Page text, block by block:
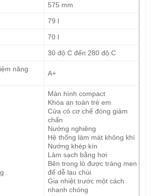
575 mm
79 l
70 l
30 độ C đến 280 độ C
năng
A+
Màn hình compact
Khóa an toàn trẻ em
Cửa có cơ chế đóng giảm
chấn
Nướng nghiêng
Hệ thống làm mát không khí
Nướng khép kín
Làm sạch bằng hơi
Bên trong lò được tráng men
để dễ lau chùi
Gia nhiệt trước một cách
nhanh chóng